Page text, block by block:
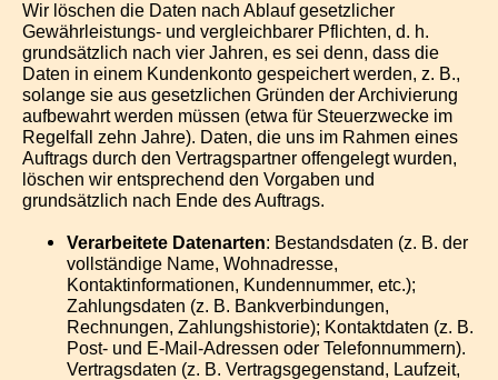
Wir löschen die Daten nach Ablauf gesetzlicher
Gewährleistungs- und vergleichbarer Pflichten, d. h.
grundsätzlich nach vier Jahren, es sei denn, dass die
Daten in einem Kundenkonto gespeichert werden, z. B.,
solange sie aus gesetzlichen Gründen der Archivierung
aufbewahrt werden müssen (etwa für Steuerzwecke im
Regelfall zehn Jahre). Daten, die uns im Rahmen eines
Auftrags durch den Vertragspartner offengelegt wurden,
löschen wir entsprechend den Vorgaben und
grundsätzlich nach Ende des Auftrags.
Verarbeitete Datenarten: Bestandsdaten (z. B. der
vollständige Name, Wohnadresse,
Kontaktinformationen, Kundennummer, etc.);
Zahlungsdaten (z. B. Bankverbindungen,
Rechnungen, Zahlungshistorie); Kontaktdaten (z. B.
Post- und E-Mail-Adressen oder Telefonnummern).
Vertragsdaten (z. B. Vertragsgegenstand, Laufzeit,